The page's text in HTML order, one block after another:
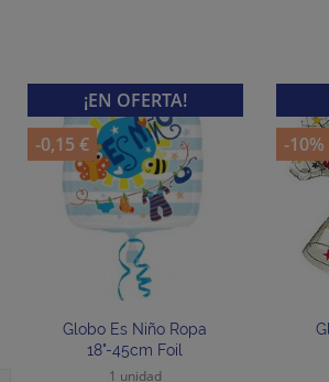
Globo Es Niño Ropa
18"-45cm Foil
1 unidad
¡EN OFERTA!
-0,15 €
-10%